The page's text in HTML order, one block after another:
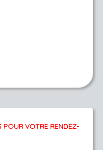
POUR VOTRE RENDEZ-